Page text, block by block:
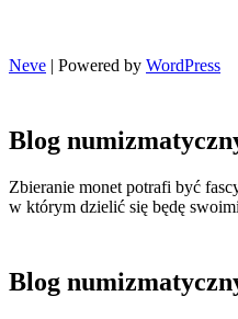
Neve | Powered by WordPress
Blog
Zbieranie monet potrafi być
w którym dzielić się będę
Blog